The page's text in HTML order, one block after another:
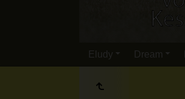
Eludy Dream